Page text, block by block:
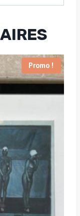
Promo !